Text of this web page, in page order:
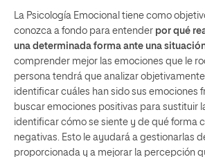
La Psicología Emocional tiene como
conozca a fondo para entender por qué
una determinada forma ante una
comprender mejor las emociones que le
persona tendrá que analizar
identificar cuáles han sido sus emociones
buscar emociones positivas para sustituir
identificar cómo se siente y de qué forma
negativas. Esto le ayudará a gestionarlas
proporcionada y a mejorar la percepción